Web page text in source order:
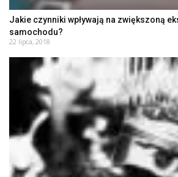
Jakie czynniki wpływają na zwiększoną
samochodu?
22 lipca, 2018